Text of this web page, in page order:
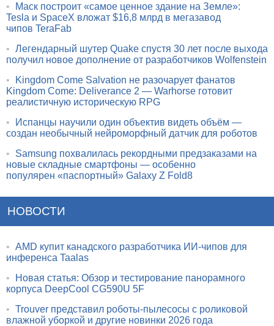
•
Маск построит «самое ценное здание на Земле»:
Tesla и SpaceX вложат $16,8 млрд в мегазавод
чипов TeraFab
• Легендарный шутер Quake спустя 30 лет после выхода
получил новое дополнение от разработчиков Wolfenstein
•
Kingdom Come Salvation не разочарует фанатов
Kingdom Come: Deliverance 2 — Warhorse готовит
реалистичную историческую RPG
•
Испанцы научили один объектив видеть объём —
создан необычный нейроморфный датчик для роботов
•
Samsung похвалилась рекордными предзаказами на
новые складные смартфоны — особенно
популярен «паспортный» Galaxy Z Fold8
НОВОСТИ
• AMD купит канадского разработчика ИИ-чипов для
инференса Taalas
•
Новая статья: Обзор и тестирование панорамного
корпуса DeepCool CG590U 5F
• Trouver представил роботы-пылесосы с роликовой
влажной уборкой и другие новинки 2026 года